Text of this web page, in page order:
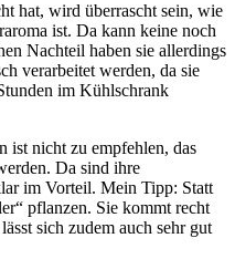
hat, wird überrascht sein, wie
ist. Da kann keine noch
Nachteil haben sie allerdings
verarbeitet werden, da sie
im Kühlschrank
ist nicht zu empfehlen, das
Da sind ihre
im Vorteil. Mein Tipp: Statt
pflanzen. Sie kommt recht
sich zudem auch sehr gut